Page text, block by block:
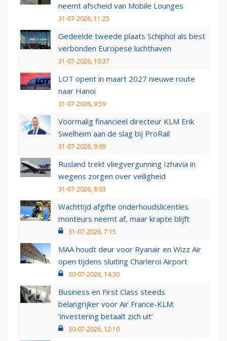
neemt afscheid van Mobile Lounges
31-07-2026, 11:25
Gedeelde tweede plaats Schiphol als best
verbonden Europese luchthaven
31-07-2026, 10:37
LOT opent in maart 2027 nieuwe route
naar Hanoi
31-07-2026, 9:59
Voormalig financieel directeur KLM Erik
Swelheim aan de slag bij ProRail
31-07-2026, 9:09
Rusland trekt vliegvergunning Izhavia in
wegens zorgen over veiligheid
31-07-2026, 8:03
Wachttijd afgifte onderhoudslicenties
monteurs neemt af, maar krapte blijft
31-07-2026, 7:15
MAA houdt deur voor Ryanair en Wizz Air
open tijdens sluiting Charleroi Airport
30-07-2026, 14:30
Business en First Class steeds
belangrijker voor Air France-KLM:
‘investering betaalt zich uit’
30-07-2026, 12:10